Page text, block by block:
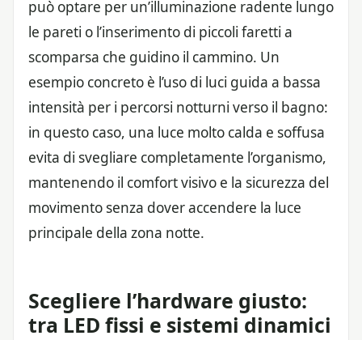
può optare per un’illuminazione radente lungo
le pareti o l’inserimento di piccoli faretti a
scomparsa che guidino il cammino. Un
esempio concreto è l’uso di luci guida a bassa
intensità per i percorsi notturni verso il bagno:
in questo caso, una luce molto calda e soffusa
evita di svegliare completamente l’organismo,
mantenendo il comfort visivo e la sicurezza del
movimento senza dover accendere la luce
principale della zona notte.
Scegliere l’hardware giusto:
tra LED fissi e sistemi dinamici